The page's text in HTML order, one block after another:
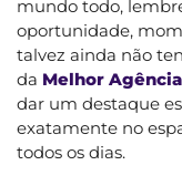
mundo todo,
oportunidade,
talvez ainda não
da Melhor
dar um destaque
exatamente no
todos os dias.